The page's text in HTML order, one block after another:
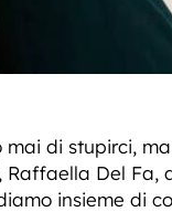
mai di stupirci,
Del Fa,
insieme di